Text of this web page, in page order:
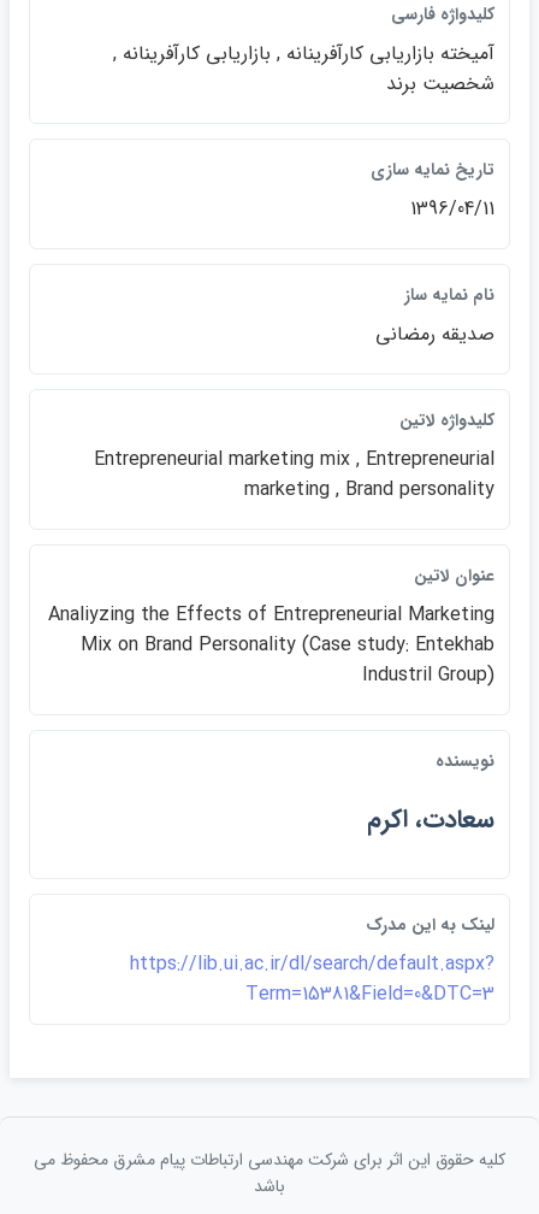
كليدواژه فارسي
آميخته بازاريابي كارآفرينانه , بازاريابي كارآفرينانه ,
شخصيت برند
تاريخ نمايه سازي
1396/04/11
نام نمايه ساز
صديقه رمضاني
كليدواژه لاتين
Entrepreneurial marketing mix , Entrepreneurial
marketing , Brand personality
عنوان لاتين
Analiyzing the Effects of Entrepreneurial Marketing
Mix on Brand Personality (Case study: Entekhab
Industril Group)
نويسنده
سعادت، اكرم
لينک به اين مدرک
https://lib.ui.ac.ir/dl/search/default.aspx?
Term=15381&Field=0&DTC=3
کلیه حقوق این اثر برای شرکت مهندسی ارتباطات پيام مشرق محفوظ می
باشد